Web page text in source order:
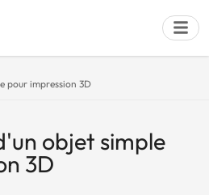
pour impression 3D
objet simple
3D